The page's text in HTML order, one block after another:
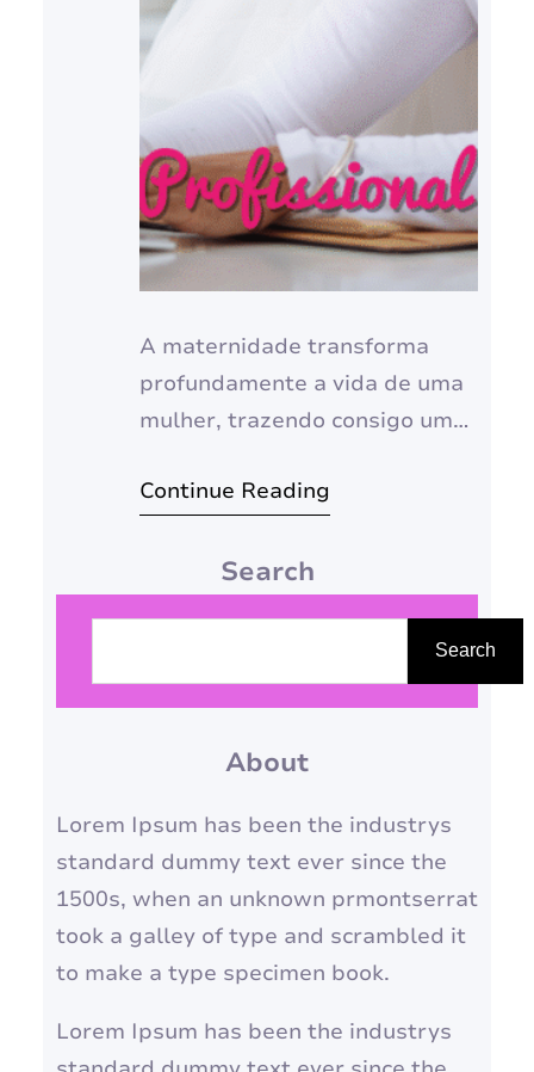
A maternidade transforma
profundamente a vida de uma
mulher, trazendo consigo uma
incondicional. No entanto, para
coincide ou se cruza com a vida
questão crucial: é possível ser
uma profissional realizada e
uma mãe presente e
atenciosa? A resposta, embora
tende…
Continue Reading
Search
s
a
r
Search
About
Lorem Ipsum has been the industrys
standard dummy text ever since the
1500s, when an unknown prmontserrat
took a galley of type and scrambled it
to make a type specimen book.
Lorem Ipsum has been the industrys